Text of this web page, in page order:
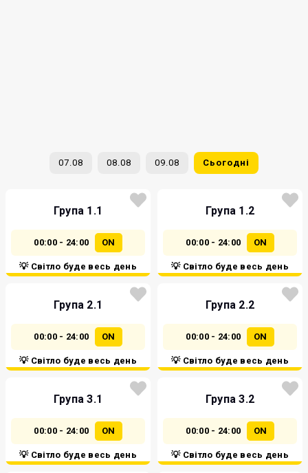
07.08 08.08 09.08 Сьогодні
Група 1.1
00:00 - 24:00 ON
💡 Світло буде весь день
Група 1.2
00:00 - 24:00 ON
💡 Світло буде весь день
Група 2.1
00:00 - 24:00 ON
💡 Світло буде весь день
Група 2.2
00:00 - 24:00 ON
💡 Світло буде весь день
Група 3.1
00:00 - 24:00 ON
💡 Світло буде весь день
Група 3.2
00:00 - 24:00 ON
💡 Світло буде весь день